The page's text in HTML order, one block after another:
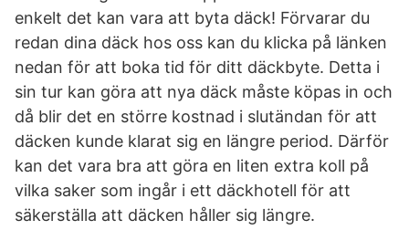
enkelt det kan vara att byta däck! Förvarar du
redan dina däck hos oss kan du klicka på länken
nedan för att boka tid för ditt däckbyte. Detta i
sin tur kan göra att nya däck måste köpas in och
då blir det en större kostnad i slutändan för att
däcken kunde klarat sig en längre period. Därför
kan det vara bra att göra en liten extra koll på
vilka saker som ingår i ett däckhotell för att
säkerställa att däcken håller sig längre.